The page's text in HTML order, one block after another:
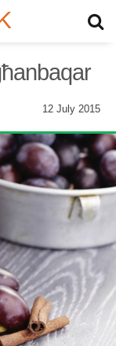
12 July 2015